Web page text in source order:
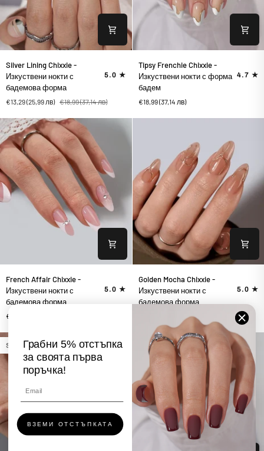
Lining
Chixxie
-
Изкуствени
с
бадемова
форма
Silver Lining Chixxie -
Изкуствени нокти с
бадемова форма
5.0
€13,29(25,99 лв) €18,99(37,14 лв)
Frenchie
Chixxie
-
Изкуствени
Tipsy Frenchie Chixxie -
Изкуствени нокти с форма
бадем
4.7
€18,99(37,14 лв)
Affair
Chixxie
-
Изкуствени
нокти
с
бадемова
форма
French Affair Chixxie -
Изкуствени нокти с
бадемова форма
5.0
€18,99
Mocha
Chixxie
нокти
бадемова
форма
Golden Mocha Chixxie -
Изкуствени нокти с
бадемова форма
5.0
SAVE 20% SAVE 40%
Грабни 5% отстъпка
за своята първа
поръчка!
ВЗЕМИ ОТСТЪПКАТА